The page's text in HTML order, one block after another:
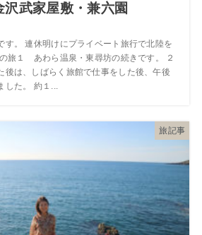
武家屋敷・兼六園
す。 連休明けにプライベート旅行で北陸を
旅１ あわら温泉・東尋坊の続きです。 ２
後は、しばらく旅館で仕事をした後、午後
した。 約１...
旅記事